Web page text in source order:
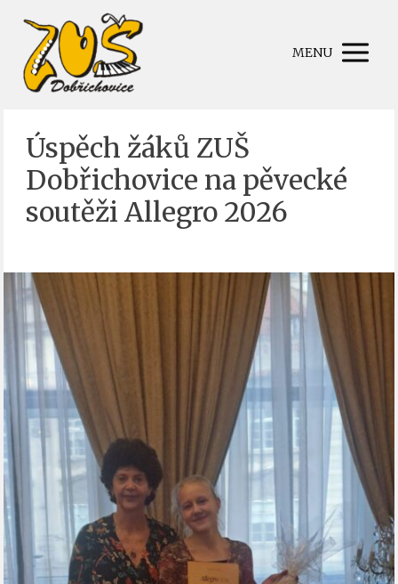
MENU
Úspěch žáků ZUŠ
Dobřichovice na pěvecké
soutěži Allegro 2026